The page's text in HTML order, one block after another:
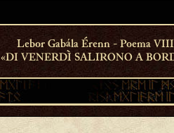
Lebor Gabála Érenn - Poema VIII
«DI VENERDÌ SALIRONO A